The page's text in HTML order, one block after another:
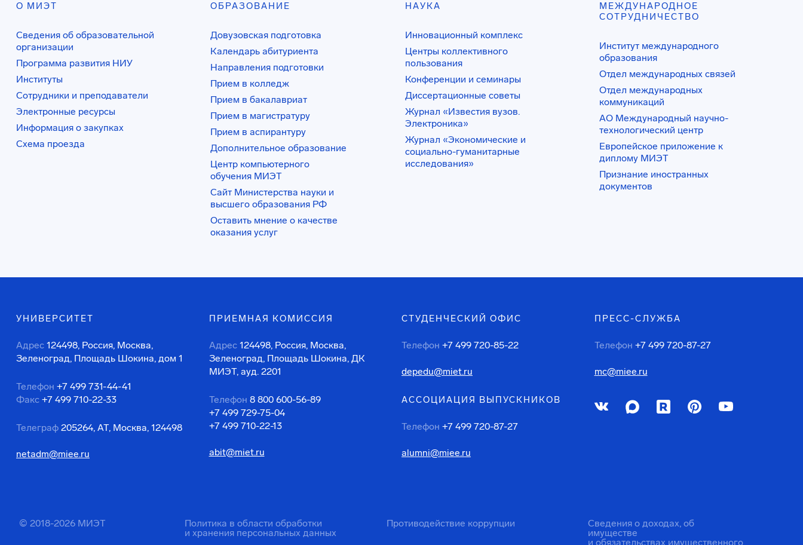
О МИЭТ
Сведения об образовательной
организации
Программа развития НИУ
Институты
Сотрудники и преподаватели
Электронные ресурсы
Информация о закупках
Схема проезда
ОБРАЗОВАНИЕ
Довузовская подготовка
Календарь абитуриента
Направления подготовки
Прием в колледж
Прием в бакалавриат
Прием в магистратуру
Прием в аспирантуру
Дополнительное образование
Центр компьютерного
обучения МИЭТ
Сайт Министерства науки и
высшего образования РФ
Оставить мнение о качестве
оказания услуг
НАУКА
Инновационный комплекс
Центры коллективного
пользования
Конференции и семинары
Диссертационные советы
Журнал «Известия вузов.
Электроника»
Журнал «Экономические и
социально-гуманитарные
исследования»
МЕЖДУНАРОДНОЕ
СОТРУДНИЧЕСТВО
Институт международного
образования
Отдел международных связей
Отдел международных
коммуникаций
АО Международный научно-
технологический центр
Европейское приложение к
диплому МИЭТ
Признание иностранных
документов
УНИВЕРСИТЕТ
Адрес 124498, Россия, Москва,
Зеленоград, Площадь Шокина, дом 1
Телефон +7 499 731-44-41
Факс +7 499 710-22-33
Телеграф 205264, АТ, Москва, 124498
netadm@miee.ru
ПРИЕМНАЯ КОМИССИЯ
Адрес 124498, Россия, Москва,
Зеленоград, Площадь Шокина, ДК
МИЭТ, ауд. 2201
Телефон 8 800 600-56-89
+7 499 729-75-04
+7 499 710-22-13
abit@miet.ru
СТУДЕНЧЕСКИЙ ОФИС
Телефон +7 499 720-85-22
depedu@miet.ru
АССОЦИАЦИЯ ВЫПУСКНИКОВ
Телефон +7 499 720-87-27
alumni@miee.ru
ПРЕСС-СЛУЖБА
Телефон +7 499 720-87-27
mc@miee.ru
© 2018-2026 МИЭТ
Политика в области обработки
и хранения персональных данных
Противодействие коррупции
Сведения о доходах, об
имуществе
и обязательствах имущественного